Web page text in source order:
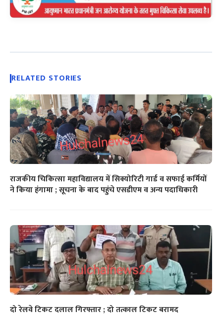
RELATED STORIES
राजकीय चिकित्सा महाविद्यालय में सिक्योरिटी गार्ड व सफाई कर्मियों
ने किया हंगामा ; सूचना के बाद पहुंचे एसडीएम व अन्य पदाधिकारी
दो रेलवे टिकट दलाल गिरफ्तार ; दो तत्काल टिकट बरामद